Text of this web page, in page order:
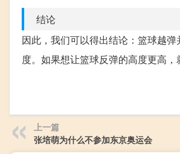
结论
因此，我们可以得出结论：篮球越
度。如果想让篮球反弹的高度更高，
上一篇
张培萌为什么不参加东京奥运会